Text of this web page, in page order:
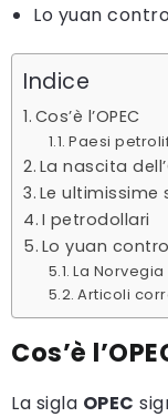
Lo yuan
Indice
Cos’è l’OPEC
Paesi
La nascita
Le ultimissime
I petrodollari
Lo yuan
La Norvegia
Articoli
Cos’è
La sigla OPEC